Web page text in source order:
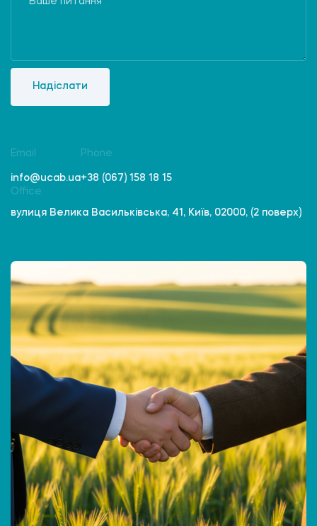
Надіслати
Email
info@ucab.ua
Phone
+38 (067) 158 18 15
Office
вулиця Велика Васильківська, 41, Київ, 02000, (2 поверх)